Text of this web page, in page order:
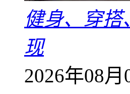
健身、穿
现
2026年08